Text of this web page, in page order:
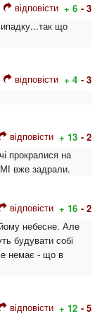
відповісти + 6 - 3
що
відповісти + 4 - 3
відповісти + 13 - 2
прокралися на
вже задрали.
відповісти + 16 - 2
небесне. Але
будувати собі
немає - що в
відповісти + 12 - 5